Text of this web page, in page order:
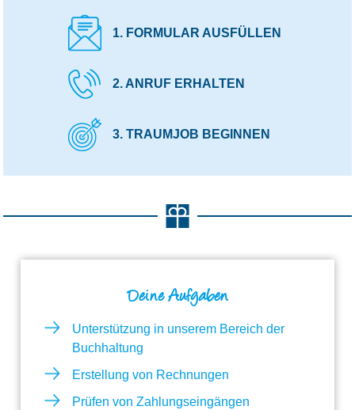
1. FORMULAR AUSFÜLLEN
2. ANRUF ERHALTEN
3. TRAUMJOB BEGINNEN
Deine Aufgaben
Unterstützung in unserem Bereich der
Buchhaltung
Erstellung von Rechnungen
Prüfen von Zahlungseingängen